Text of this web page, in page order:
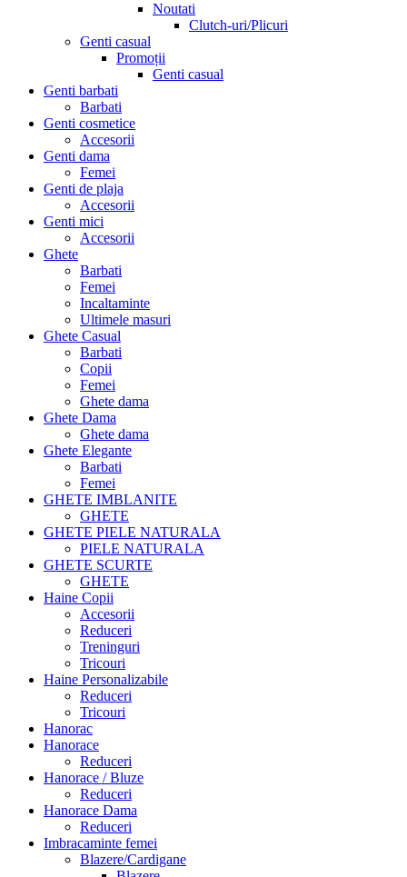
Noutati
Clutch-uri/Plicuri
Genti casual
Promoții
Genti casual
Genti barbati
Barbati
Genti cosmetice
Accesorii
Genti dama
Femei
Genti de plaja
Accesorii
Genti mici
Accesorii
Ghete
Barbati
Femei
Incaltaminte
Ultimele masuri
Ghete Casual
Barbati
Copii
Femei
Ghete dama
Ghete Dama
Ghete dama
Ghete Elegante
Barbati
Femei
GHETE IMBLANITE
GHETE
GHETE PIELE NATURALA
PIELE NATURALA
GHETE SCURTE
GHETE
Haine Copii
Accesorii
Reduceri
Treninguri
Tricouri
Haine Personalizabile
Reduceri
Tricouri
Hanorac
Hanorace
Reduceri
Hanorace / Bluze
Reduceri
Hanorace Dama
Reduceri
Imbracaminte femei
Blazere/Cardigane